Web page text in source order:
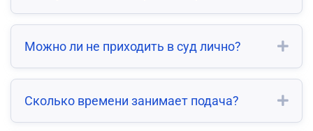
Можно ли не приходить в суд лично?
Сколько времени занимает подача?